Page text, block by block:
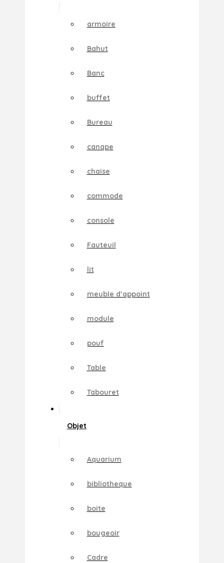
armoire
Bahut
Banc
buffet
Bureau
canape
chaise
commode
console
Fauteuil
lit
meuble d’appoint
module
pouf
Table
Tabouret
Objet
Aquarium
bibliotheque
boite
bougeoir
Cadre